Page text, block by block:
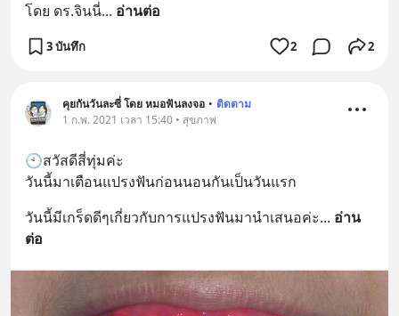
โดย ดร.จินนี่... อ่านต่อ
3 บันทึก 2 2
คุยกันวันละซี่ โดย หมอฟันลงจอ • ติดตาม
1 ก.พ. 2021 เวลา 15:40 • สุขภาพ
🕙สวัสดีสี่ทุ่มค่ะ
วันนี้มาเตือนแปรงฟันก่อนนอนกันเป็นวันแรก
วันนี้มีเกร็ดดีๆเกี่ยวกับการแปรงฟันมานำเสนอค่ะ... อ่าน
ต่อ